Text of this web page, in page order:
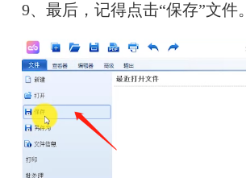
9、最后，记得点击“保存”文件。